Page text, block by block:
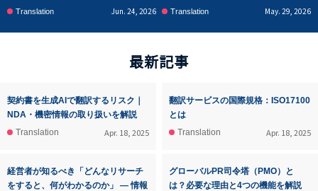
Translation Jun. 24, 2026 Translation May. 29, 2026
最新記事
契約書を生成AIで翻訳するリスク｜
NDA・機密情報の取り扱いを解説
Translation
Apr. 18, 2025
翻訳サービスの国際規格：ISO17100
とは
Translation
Apr. 18, 2025
経営者が知るべき「どんなリサーチ
をすると、何がわかるのか」 ― 情報
グローバルPR司令塔（PMO）と
は？必要な理由と4つの機能を解説